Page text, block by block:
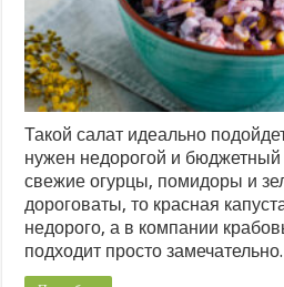
Такой салат идеально
нужен недорогой и бюджетный
свежие огурцы, помидоры и
дороговаты, то красная
недорого, а в компании
подходит просто